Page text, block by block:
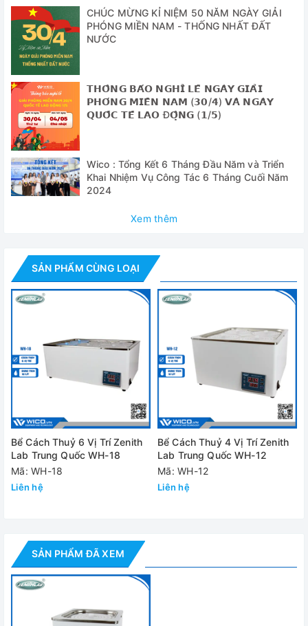
- Máy hoạt động với nhiều vật liệu khác nhau như: vỏ nhiều
lớp, thép không gỉ 304 tiêu chuẩn, nhôm, silicone, nhựa và
các vật liệu khác tùy chọn.
Thông số
Model
WH-3
Dung tích
Kích thước buồng
120mm
Dải nhiệt độ
± 0,5 độ C
nhiệt độ
± 1 độ C
Kích thước
180 x 180 x
240mm
Công suất
200W
Nguồn điện
110V 60Hz / 220V 50Hz
Đánh giá
CHÚC MỪNG KỈ NIỆM 50 NĂM NGÀY GIẢI
PHÓNG MIỀN NAM - THỐNG NHẤT ĐẤT
NƯỚC
𝗧𝗛𝗢̂𝗡𝗚 𝗕𝗔́𝗢 𝗡𝗚𝗛𝗜̉ 𝗟𝗘̂̃ 𝗡𝗚𝗔̀𝗬 𝗚𝗜𝗔̉𝗜
𝗣𝗛𝗢́𝗡𝗚 𝗠𝗜𝗘̂̀𝗡 𝗡𝗔𝗠 (𝟯𝟬/𝟰) 𝗩𝗔̀ 𝗡𝗚𝗔̀𝗬
𝗤𝗨𝗢̂́𝗖 𝗧𝗘̂́ 𝗟𝗔𝗢 Đ𝗢̣̂𝗡𝗚 (𝟭/𝟱)
Wico : Tổng Kết 6 Tháng Đầu Năm và Triển
Khai Nhiệm Vụ Công Tác 6 Tháng Cuối Năm
2024
Xem thêm
SẢN PHẨM CÙNG LOẠI
Bể Cách Thuỷ 6 Vị Trí Zenith
Lab Trung Quốc WH-18
Mã: WH-18
Liên hệ
Bể Cách Thuỷ 4 Vị Trí Zenith
Lab Trung Quốc WH-12
Mã: WH-12
Liên hệ
SẢN PHẨM ĐÃ XEM